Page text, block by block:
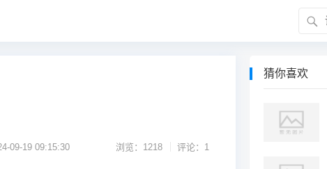
09-19 09:15:30 浏览：1218 评论：1
猜你喜欢